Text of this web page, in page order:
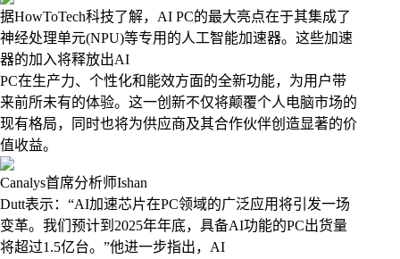
据HowToTech科技了解，AI PC的最大亮点在于其集成了
神经处理单元(NPU)等专用的人工智能加速器。这些加速
器的加入将释放出AI
PC在生产力、个性化和能效方面的全新功能，为用户带
来前所未有的体验。这一创新不仅将颠覆个人电脑市场的
现有格局，同时也将为供应商及其合作伙伴创造显著的价
值收益。
Canalys首席分析师Ishan
Dutt表示：“AI加速芯片在PC领域的广泛应用将引发一场
变革。我们预计到2025年年底，具备AI功能的PC出货量
将超过1.5亿台。”他进一步指出，AI